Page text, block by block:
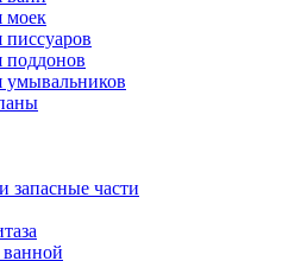
моек
запасные части